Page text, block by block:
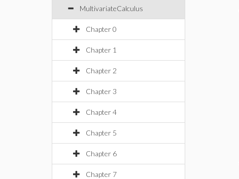
MultivariateCalculus
Chapter 0
Chapter 1
Chapter 2
Chapter 3
Chapter 4
Chapter 5
Chapter 6
Chapter 7